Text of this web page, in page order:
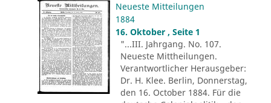
Neueste Mitteilungen
1884
16. Oktober , Seite 1
"...III. Jahrgang. No. 107.
Neueste Mittheilungen.
Verantwortlicher Herausgeber:
Dr. H. Klee. Berlin, Donnerstag,
den 16. October 1884. Für die